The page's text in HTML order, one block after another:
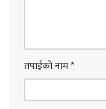
तपाईंको नाम*